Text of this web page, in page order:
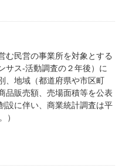
む民営の事業所を対象とする
サス-活動調査の２年後）に
、地域（都道府県や市区町
品販売額、売場面積等を公表
設に伴い、商業統計調査は平
）